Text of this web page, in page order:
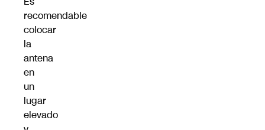
recomendable
colocar
la
antena
en
un
lugar
elevado